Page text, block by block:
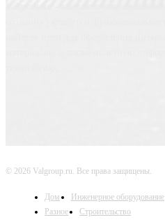
© 2026 Valgroup.ru. Все права защищены.
Дом Инженерное оборудование
Разное
Строительство